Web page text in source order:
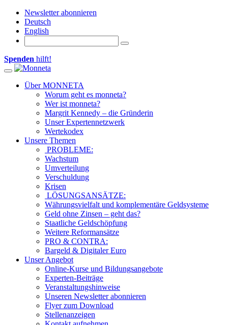
Newsletter abonnieren
Deutsch
English
Spenden hilft!
Toggle navigation
Über MONNETA
Worum geht es monneta?
Wer ist monneta?
Margrit Kennedy – die Gründerin
Unser Expertennetzwerk
Wertekodex
Unsere Themen
PROBLEME:
Wachstum
Umverteilung
Verschuldung
Krisen
LÖSUNGSANSÄTZE:
Währungsvielfalt und komplementäre Geldsysteme
Geld ohne Zinsen – geht das?
Staatliche Geldschöpfung
Weitere Reformansätze
PRO & CONTRA:
Bargeld & Digitaler Euro
Unser Angebot
Online-Kurse und Bildungsangebote
Experten-Beiträge
Veranstaltungshinweise
Unseren Newsletter abonnieren
Flyer zum Download
Stellenanzeigen